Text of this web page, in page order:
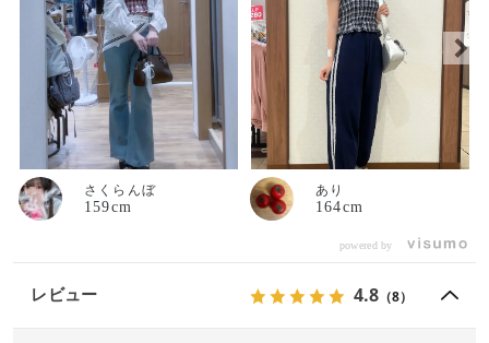
さくらんぼ
159cm
あり
164cm
powered by
レビュー 4.8 （8）